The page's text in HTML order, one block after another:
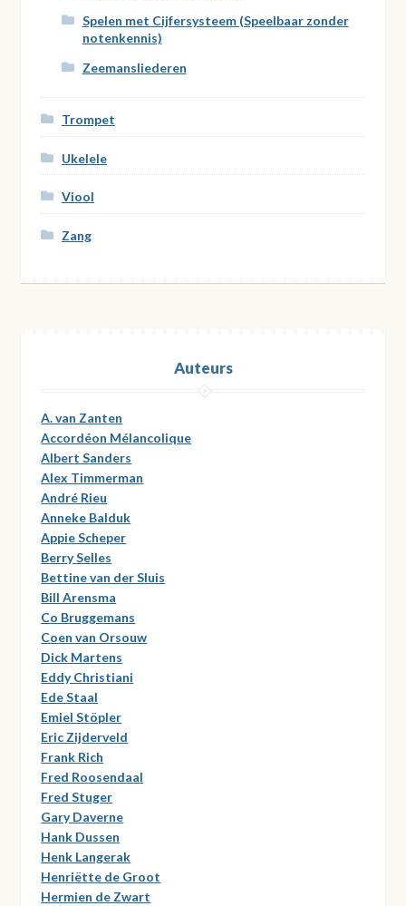
Spelen met Cijfersysteem (Speelbaar zonder
notenkennis)
Zeemansliederen
Trompet
Ukelele
Viool
Zang
Auteurs
A. van Zanten
Accordéon Mélancolique
Albert Sanders
Alex Timmerman
André Rieu
Anneke Balduk
Appie Scheper
Berry Selles
Bettine van der Sluis
Bill Arensma
Co Bruggemans
Coen van Orsouw
Dick Martens
Eddy Christiani
Ede Staal
Emiel Stöpler
Eric Zijderveld
Frank Rich
Fred Roosendaal
Fred Stuger
Gary Daverne
Hank Dussen
Henk Langerak
Henriëtte de Groot
Hermien de Zwart